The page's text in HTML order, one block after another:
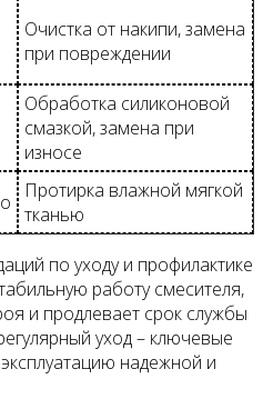
Очистка от накипи, замена
при повреждении
Обработка силиконовой
смазкой, замена при
износе
Протирка влажной мягкой
тканью
по уходу и профилактике
работу смесителя,
и продлевает срок службы
уход – ключевые
надежной и